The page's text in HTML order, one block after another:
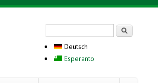
Deutsch
Esperanto